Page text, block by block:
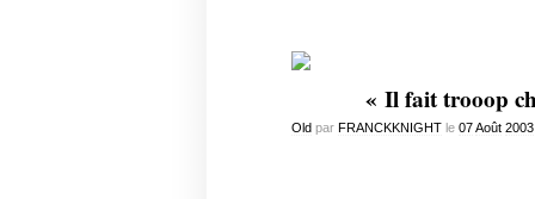
« Il fait trooop
Old par FRANCKKNIGHTle 07 Août 2003